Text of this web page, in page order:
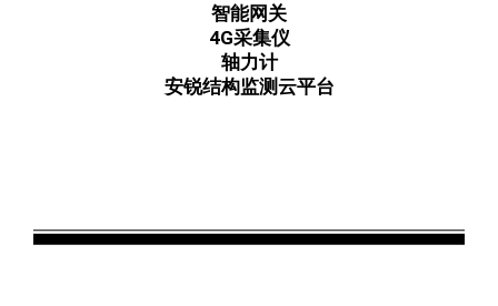
智能网关
4G采集仪
轴力计
安锐结构监测云平台